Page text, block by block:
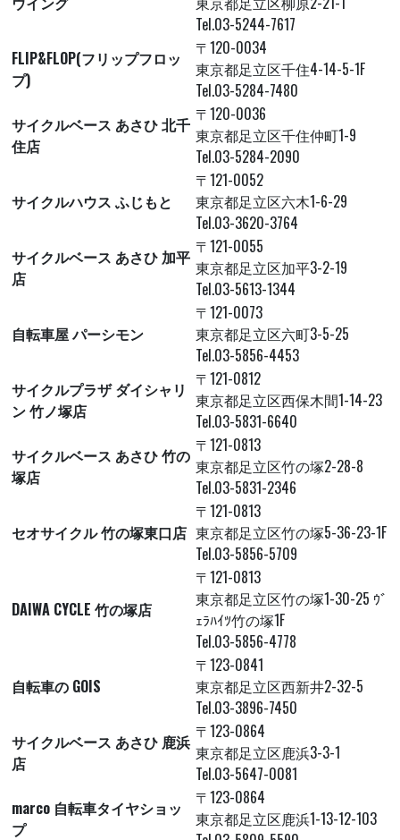
Tel.03-5244-7617
FLIP&FLOP(フリップフロッ
プ)
〒120-0034
東京都足立区千住4-14-5-1F
Tel.03-5284-7480
サイクルベース あさひ 北千
住店
〒120-0036
東京都足立区千住仲町1-9
Tel.03-5284-2090
サイクルハウス ふじもと
〒121-0052
東京都足立区六木1-6-29
Tel.03-3620-3764
サイクルベース あさひ 加平
店
〒121-0055
東京都足立区加平3-2-19
Tel.03-5613-1344
自転車屋 パーシモン
〒121-0073
東京都足立区六町3-5-25
Tel.03-5856-4453
サイクルプラザ ダイシャリ
ン 竹ノ塚店
〒121-0812
東京都足立区西保木間1-14-23
Tel.03-5831-6640
サイクルベース あさひ 竹の
塚店
〒121-0813
東京都足立区竹の塚2-28-8
Tel.03-5831-2346
セオサイクル 竹の塚東口店
〒121-0813
東京都足立区竹の塚5-36-23-1F
Tel.03-5856-5709
DAIWA CYCLE 竹の塚店
〒121-0813
東京都足立区竹の塚1-30-25 ｳﾞ
ｪﾗﾊｲﾂ竹の塚1F
Tel.03-5856-4778
自転車の GOIS
〒123-0841
東京都足立区西新井2-32-5
Tel.03-3896-7450
サイクルベース あさひ 鹿浜
店
〒123-0864
東京都足立区鹿浜3-3-1
Tel.03-5647-0081
marco 自転車タイヤショッ
プ
〒123-0864
東京都足立区鹿浜1-13-12-103